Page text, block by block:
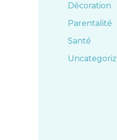
Décoration
Parentalité
Santé